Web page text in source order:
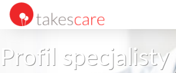
Profil specjalisty